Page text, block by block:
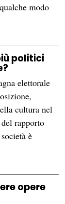
modo
politici
elettorale
cultura nel
rapporto
è
opere